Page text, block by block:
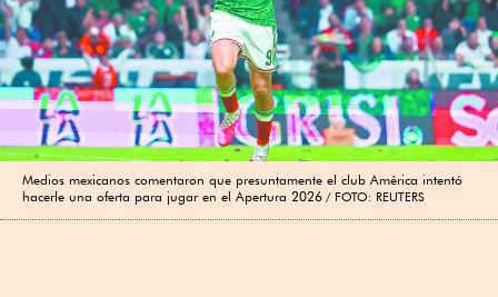
Medios mexicanos comentaron que presuntamente el club América intentó
hacerle una oferta para jugar en el Apertura 2026
FOTO: REUTERS